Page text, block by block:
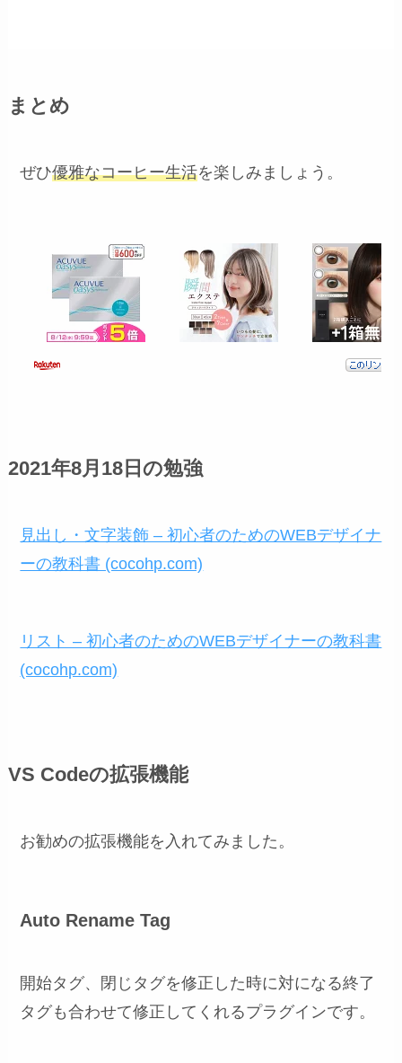
まとめ
ぜひ優雅なコーヒー生活を楽しみましょう。
2021年8月18日の勉強
見出し・文字装飾 – 初心者のためのWEBデザイナ
ーの教科書 (cocohp.com)
リスト – 初心者のためのWEBデザイナーの教科書
(cocohp.com)
VS Codeの拡張機能
お勧めの拡張機能を入れてみました。
Auto Rename Tag
開始タグ、閉じタグを修正した時に対になる終了
タグも合わせて修正してくれるプラグインです。